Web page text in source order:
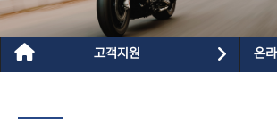
고객지원 온